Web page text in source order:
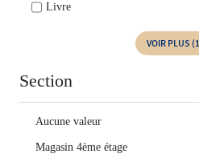
Livre
VOIR PLUS
Section
Aucune valeur
Magasin 4ème étage